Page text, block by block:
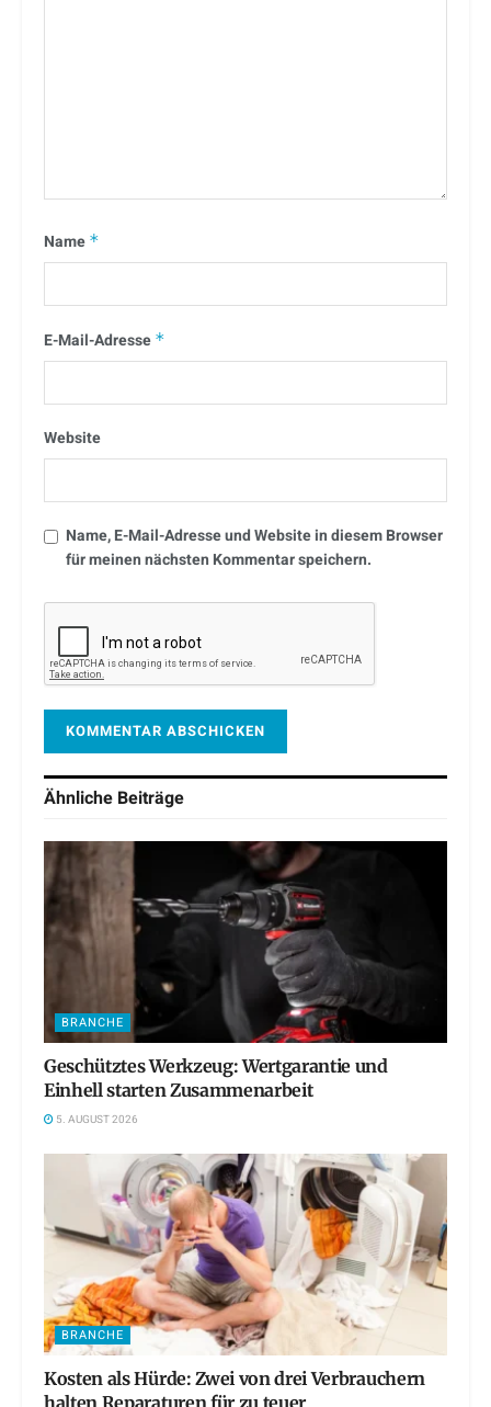
Name *
E-Mail-Adresse *
Website
Name, E-Mail-Adresse und Website in diesem Browser
für meinen nächsten Kommentar speichern.
Ähnliche Beiträge
BRANCHE
Geschütztes Werkzeug: Wertgarantie und
Einhell starten Zusammenarbeit
5. AUGUST 2026
BRANCHE
Kosten als Hürde: Zwei von drei Verbrauchern